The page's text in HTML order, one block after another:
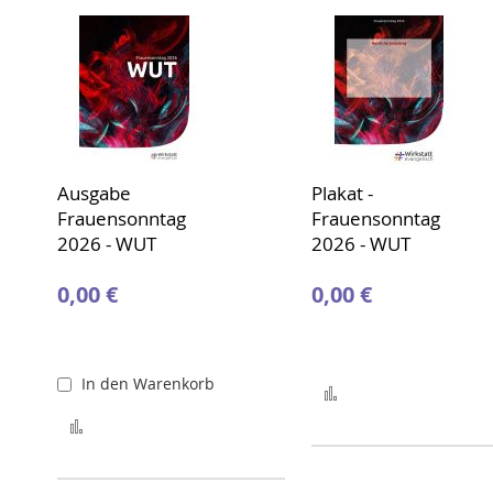
Ausgabe
Frauensonntag
2026 - WUT
0,00 €
In den Warenkorb
Plakat -
Frauensonntag
2026 - WUT
0,00 €